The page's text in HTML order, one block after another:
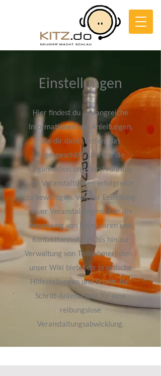
Einstellungen
Hier findest du umfangreiche
Informationen und Anleitungen,
die dir dabei helfen, das
Tagesgeschäft rund um die
Organisation und Durchführung
von Veranstaltungen erfolgreich
zu bewältigen. Von der Erstellung
neuer Veranstaltungen über die
Anpassung von Formularen und
Kontaktformularen bis hin zur
Verwaltung von Teilnehmerlisten -
unser Wiki bietet dir praktische
Hilfestellungen und Schritt-für-
Schritt-Anleitungen für eine
reibungslose
Veranstaltungsabwicklung.